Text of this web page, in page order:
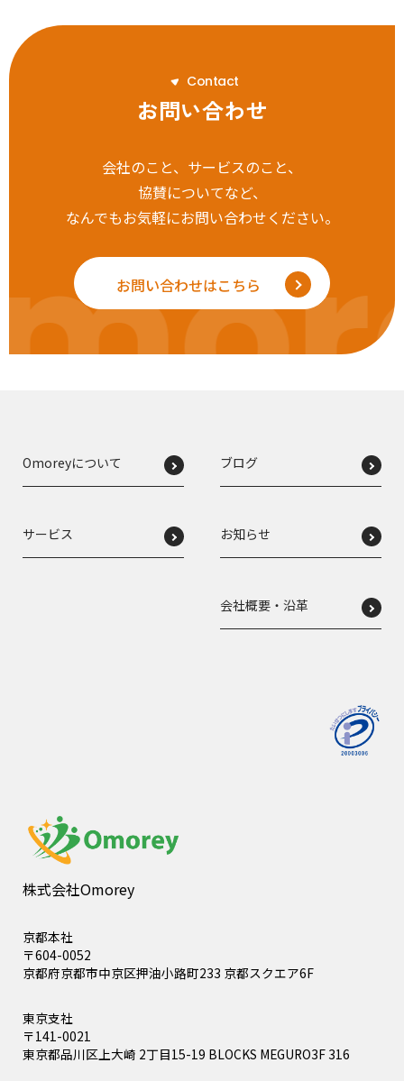
Contact
お問い合わせ
会社のこと、サービスのこと、
協賛についてなど、
なんでもお気軽にお問い合わせください。
お問い合わせはこちら
株式会社Omorey
京都本社
〒604-0052
京都府京都市中京区押油小路町233 京都スクエア6F
東京支社
〒141-0021
東京都品川区上大崎 2丁目15-19 BLOCKS MEGURO3F 316
Omoreyについて
サービス
ブログ
お知らせ
会社概要・沿革